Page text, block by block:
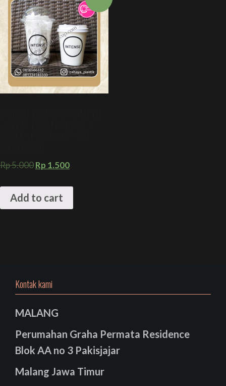
Rp5.000Rp 1.500
Add to cart
Kontak kami
MALANG
Perumahan Graha Permata Residence
Blok AA no 3 Pakisjajar
Malang Jawa Timur